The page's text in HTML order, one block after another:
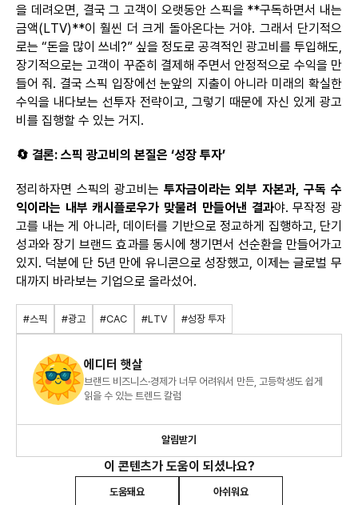
을 데려오면, 결국 그 고객이 오랫동안 스픽을 **구독하면서 내는
금액(LTV)**이 훨씬 더 크게 돌아온다는 거야. 그래서 단기적으
로는 “돈을 많이 쓰네?” 싶을 정도로 공격적인 광고비를 투입해도,
장기적으로는 고객이 꾸준히 결제해 주면서 안정적으로 수익을 만
들어 줘. 결국스픽 입장에선 눈앞의 지출이 아니라 미래의 확실한
수익을 내다보는 선투자 전략이고, 그렇기 때문에 자신 있게 광고
비를 집행할 수 있는 거지.
🔄 결론: 스픽 광고비의 본질은 ‘성장 투자’
정리하자면 스픽의 광고비는 투자금이라는 외부 자본과, 구독 수
익이라는 내부캐시플로우가 맞물려 만들어낸 결과야. 무작정 광
고를 내는 게 아니라, 데이터를 기반으로 정교하게 집행하고, 단기
성과와 장기 브랜드 효과를 동시에 챙기면서 선순환을 만들어가고
있지. 덕분에 단 5년 만에 유니콘으로 성장했고, 이제는 글로벌 무
대까지 바라보는 기업으로 올라섰어.
#스픽 #광고 #CAC #LTV #성장 투자
에디터 햇살
브랜드 비즈니스·경제가 너무 어려워서 만든, 고등학생도 쉽게
읽을 수 있는 트렌드 칼럼
알림받기
이 콘텐츠가 도움이 되셨나요?
도움돼요 아쉬워요